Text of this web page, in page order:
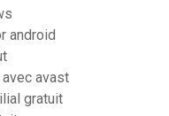
android
avast
gratuit